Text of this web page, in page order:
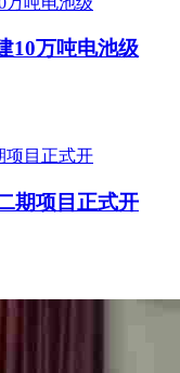
10万吨电池级
期项目正式开